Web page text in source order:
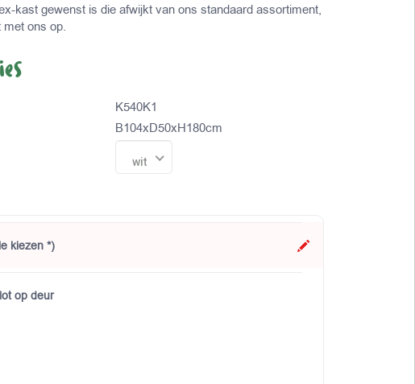
kast gewenst is die afwijkt van ons standaard assortiment,
ons op.
K540K1
B104xD50xH180cm
wit
kiezen *)
op deur